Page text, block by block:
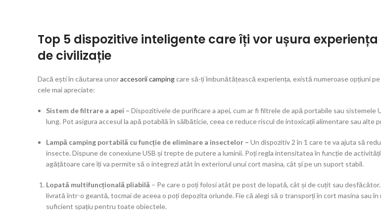
Top 5 dispozitive inteligente care îți vor ușura
de civilizație
Dacă ești în căutarea unoraccesorii campingcare să-ți îmbunătățească experiența, există numeroase opțiuni
cele mai apreciate:
Sistem de filtrare a apei – Dispozitivele de purificare a apei, cum ar fi filtrele de apă portabile sau sistemele
lung. Pot asigura accesul la apă potabilă în sălbăticie, ceea ce reduce riscul de intoxicații alimentare sau alte
Lampă camping portabilă cu funcție de eliminare a insectelor – Un dispozitiv 2 în 1 care te va ajuta să
insecte. Dispune de conexiune USB și trepte de putere a luminii. Poți regla intensitatea în funcție de
agățătoare care îți va permite să o integrezi atât în exteriorul unui cort masina, cât și pe un suport stabil.
Lopată multifuncțională pliabilă – Pe care o poți folosi atât pe post de lopată, cât și de cuțit sau
livrată într-o geantă, tocmai de aceea o poți depozita oriunde. Fie că alegi să o transporți în cort masina sau în
suficient spațiu pentru toate obiectele.